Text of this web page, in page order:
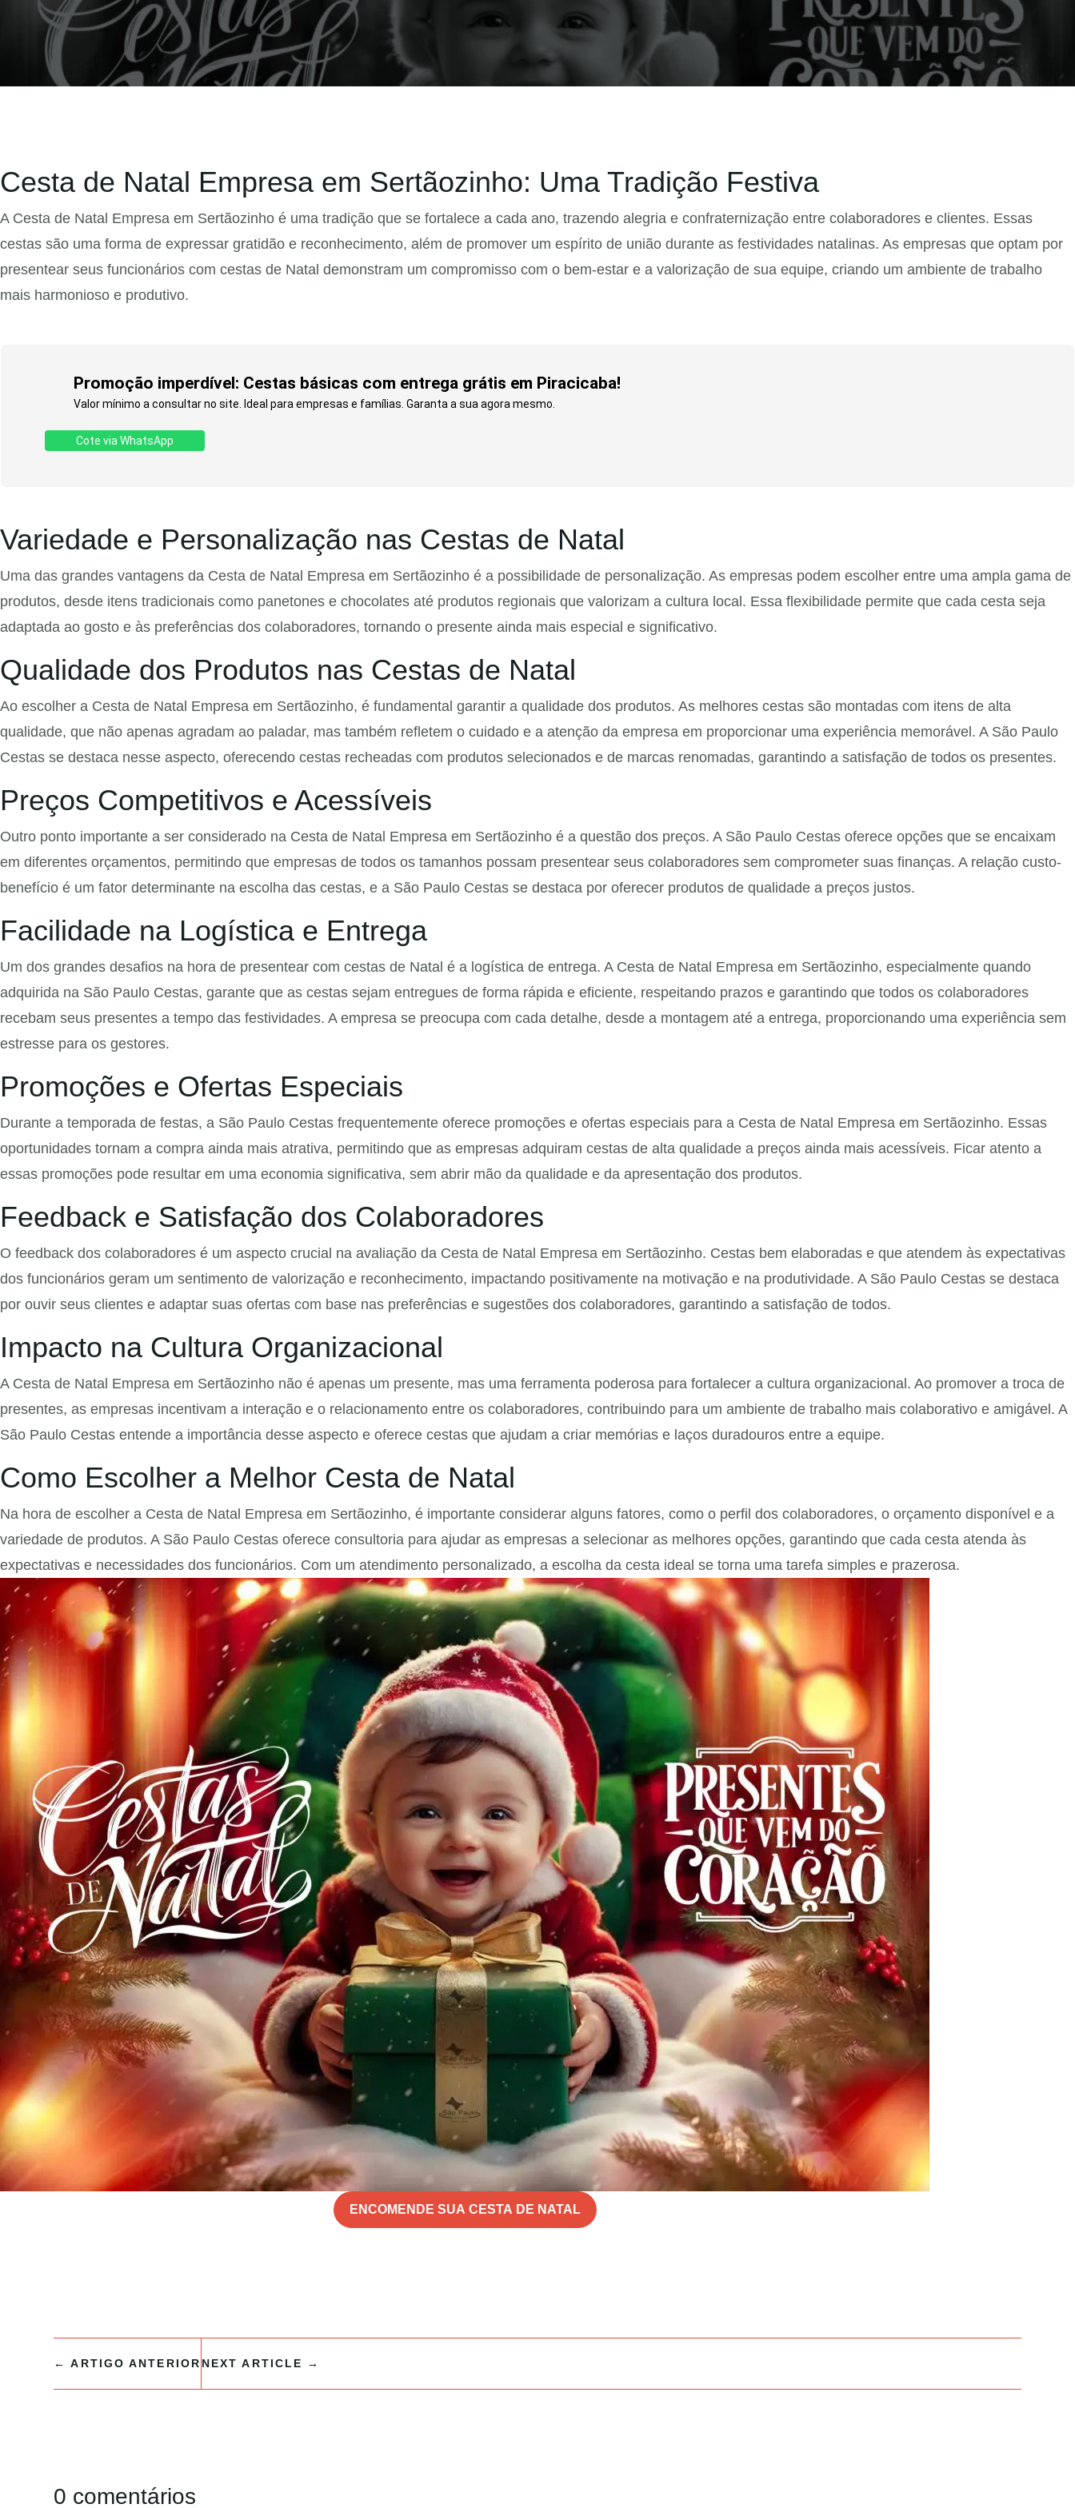
Cesta de Natal Empresa em Sertãozinho: Uma Tradição Festiva
A Cesta de Natal Empresa em Sertãozinho é uma tradição que se fortalece a cada ano, trazendo alegria e confraternização entre colaboradores e clientes. Essas
cestas são uma forma de expressar gratidão e reconhecimento, além de promover um espírito de união durante as festividades natalinas. As empresas que optam por
presentear seus funcionários com cestas de Natal demonstram um compromisso com o bem-estar e a valorização de sua equipe, criando um ambiente de trabalho
mais harmonioso e produtivo.
Promoção imperdível: Cestas básicas com entrega grátis em Piracicaba!
Valor mínimo a consultar no site. Ideal para empresas e famílias. Garanta a sua agora mesmo.
Cote via WhatsApp
Variedade e Personalização nas Cestas de Natal
Uma das grandes vantagens da Cesta de Natal Empresa em Sertãozinho é a possibilidade de personalização. As empresas podem escolher entre uma ampla gama de
produtos, desde itens tradicionais como panetones e chocolates até produtos regionais que valorizam a cultura local. Essa flexibilidade permite que cada cesta seja
adaptada ao gosto e às preferências dos colaboradores, tornando o presente ainda mais especial e significativo.
Qualidade dos Produtos nas Cestas de Natal
Ao escolher a Cesta de Natal Empresa em Sertãozinho, é fundamental garantir a qualidade dos produtos. As melhores cestas são montadas com itens de alta
qualidade, que não apenas agradam ao paladar, mas também refletem o cuidado e a atenção da empresa em proporcionar uma experiência memorável. A São Paulo
Cestas se destaca nesse aspecto, oferecendo cestas recheadas com produtos selecionados e de marcas renomadas, garantindo a satisfação de todos os presentes.
Preços Competitivos e Acessíveis
Outro ponto importante a ser considerado na Cesta de Natal Empresa em Sertãozinho é a questão dos preços. A São Paulo Cestas oferece opções que se encaixam
em diferentes orçamentos, permitindo que empresas de todos os tamanhos possam presentear seus colaboradores sem comprometer suas finanças. A relação custo-
benefício é um fator determinante na escolha das cestas, e a São Paulo Cestas se destaca por oferecer produtos de qualidade a preços justos.
Facilidade na Logística e Entrega
Um dos grandes desafios na hora de presentear com cestas de Natal é a logística de entrega. A Cesta de Natal Empresa em Sertãozinho, especialmente quando
adquirida na São Paulo Cestas, garante que as cestas sejam entregues de forma rápida e eficiente, respeitando prazos e garantindo que todos os colaboradores
recebam seus presentes a tempo das festividades. A empresa se preocupa com cada detalhe, desde a montagem até a entrega, proporcionando uma experiência sem
estresse para os gestores.
Promoções e Ofertas Especiais
Durante a temporada de festas, a São Paulo Cestas frequentemente oferece promoções e ofertas especiais para a Cesta de Natal Empresa em Sertãozinho. Essas
oportunidades tornam a compra ainda mais atrativa, permitindo que as empresas adquiram cestas de alta qualidade a preços ainda mais acessíveis. Ficar atento a
essas promoções pode resultar em uma economia significativa, sem abrir mão da qualidade e da apresentação dos produtos.
Feedback e Satisfação dos Colaboradores
O feedback dos colaboradores é um aspecto crucial na avaliação da Cesta de Natal Empresa em Sertãozinho. Cestas bem elaboradas e que atendem às expectativas
dos funcionários geram um sentimento de valorização e reconhecimento, impactando positivamente na motivação e na produtividade. A São Paulo Cestas se destaca
por ouvir seus clientes e adaptar suas ofertas com base nas preferências e sugestões dos colaboradores, garantindo a satisfação de todos.
Impacto na Cultura Organizacional
A Cesta de Natal Empresa em Sertãozinho não é apenas um presente, mas uma ferramenta poderosa para fortalecer a cultura organizacional. Ao promover a troca de
presentes, as empresas incentivam a interação e o relacionamento entre os colaboradores, contribuindo para um ambiente de trabalho mais colaborativo e amigável. A
São Paulo Cestas entende a importância desse aspecto e oferece cestas que ajudam a criar memórias e laços duradouros entre a equipe.
Como Escolher a Melhor Cesta de Natal
Na hora de escolher a Cesta de Natal Empresa em Sertãozinho, é importante considerar alguns fatores, como o perfil dos colaboradores, o orçamento disponível e a
variedade de produtos. A São Paulo Cestas oferece consultoria para ajudar as empresas a selecionar as melhores opções, garantindo que cada cesta atenda às
expectativas e necessidades dos funcionários. Com um atendimento personalizado, a escolha da cesta ideal se torna uma tarefa simples e prazerosa.
ENCOMENDE SUA CESTA DE NATAL
←ARTIGO ANTERIOR NEXT ARTICLE →
0 comentários